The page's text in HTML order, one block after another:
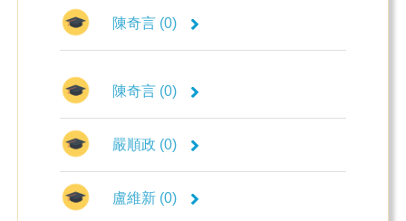
陳奇言 (0)
陳奇言 (0)
嚴順政 (0)
盧維新 (0)